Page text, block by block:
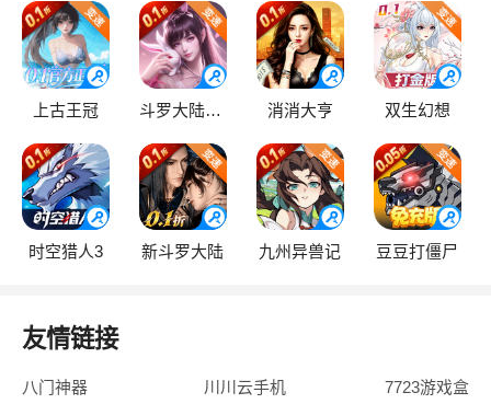
上古王冠 斗罗大陆：逆转时空 消消大亨 双生幻想
时空猎人3 新斗罗大陆 九州异兽记 豆豆打僵尸
友情链接
八门神器 川川云手机 7723游戏盒